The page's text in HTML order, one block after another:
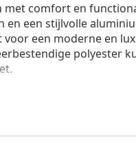
met comfort en
en een stijlvolle
een moderne en
polyester
wat niet alleen